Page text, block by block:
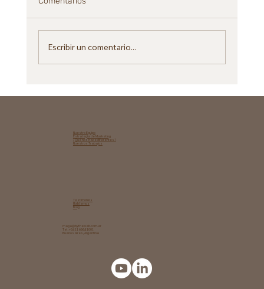
Escribir un comentario...
maga@bytheweb.com.ar
Tel: +54 11 6864 1001
Buenos Aires, Argentina
Nuestro Equipo
Estrategia de Marketing​
¿Qué nos hace diferentes?
Nuestros Trabajos
Testimonios
Hablemos
Blog